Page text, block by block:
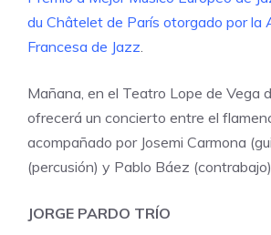
du Châtelet de París otorgado por la
Francesa de Jazz
Mañana, en el Teatro Lope de Vega
ofrecerá un concierto entre el
acompañado por Josemi Carmona
(percusión) y Pablo Báez (contrabajo).
JORGE PARDO TRÍO